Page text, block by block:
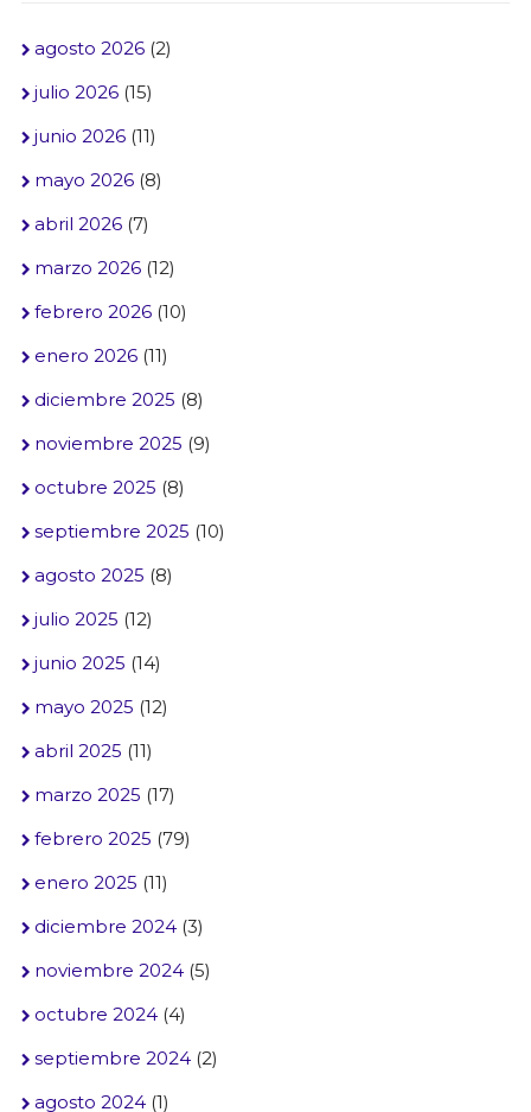
agosto 2026(2)
julio 2026(15)
junio 2026(11)
mayo 2026(8)
abril 2026(7)
marzo 2026(12)
febrero 2026(10)
enero 2026(11)
diciembre 2025 (8)
noviembre 2025 (9)
octubre 2025 (8)
septiembre 2025 (10)
agosto 2025 (8)
julio 2025 (12)
junio 2025 (14)
mayo 2025 (12)
abril 2025 (11)
marzo 2025 (17)
febrero 2025 (79)
enero 2025 (11)
diciembre 2024(3)
noviembre 2024(5)
octubre 2024(4)
septiembre 2024(2)
agosto 2024(1)